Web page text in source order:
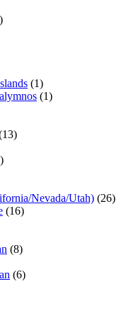
(1)
(1)
Nevada/Utah) (26)
(16)
(8)
(6)